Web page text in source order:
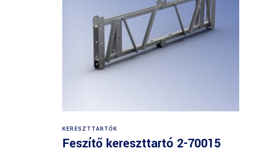
KERESZTTARTÓK
Feszítő kereszttartó 2-70015